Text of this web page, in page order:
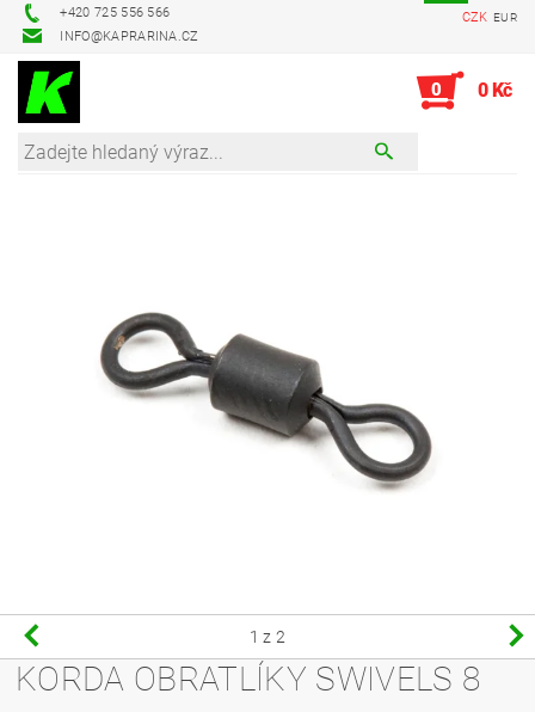
+420 725 556 566
INFO@KAPRARINA.CZ
CZK EUR
0 0 Kč
1 z 2
KORDA OBRATLÍKY SWIVELS 8